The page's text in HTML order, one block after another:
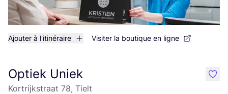
Ajouter à l'itinéraire Visiter la boutique en ligne
Optiek Uniek
Kortrijkstraat 78, Tielt
like